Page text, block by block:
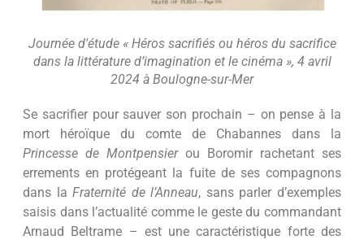
Journée d'étude « Héros sacrifiés ou héros du sacrifice
dans la littérature d’imagination et le cinéma », 4 avril
2024 à Boulogne-sur-Mer
Se sacrifier pour sauver son prochain – on pense à la
mort héroïque du comte de Chabannes dans la
Princesse de Montpensierou Boromir rachetant ses
errements en protégeant la fuite de ses compagnons
dans laFraternité de l’Anneau, sans parler d’exemples
saisis dans l’actualité comme le geste du commandant
Arnaud Beltrame – est une caractéristique forte des